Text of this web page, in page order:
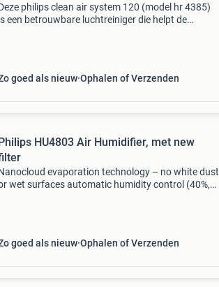
philips clean air system 120 (model hr 4385)
een betrouwbare luchtreiniger die helpt de
goed als nieuw Ophalen of Verzenden
HU4803 Air Humidifier, met new
evaporation technology – no white dust
wet surfaces automatic humidity control (40%,
goed als nieuw Ophalen of Verzenden